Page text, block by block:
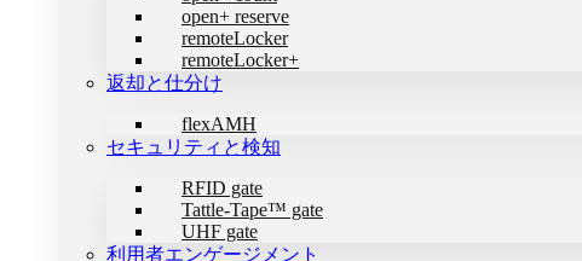
open+ reserve
remoteLocker
remoteLocker+
返却と仕分け
flexAMH
セキュリティと検知
RFID gate
Tattle-Tape™ gate
UHF gate
利用者エンゲージメント